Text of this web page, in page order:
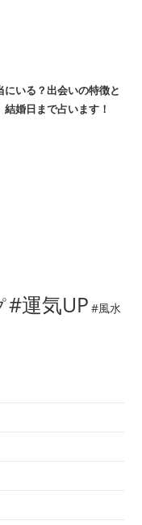
にいる？出会いの特徴と
婚日まで占います！
#運気UP #風水